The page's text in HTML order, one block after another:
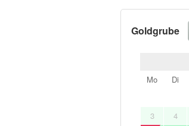
Goldgrube
Mo
Di
3
4